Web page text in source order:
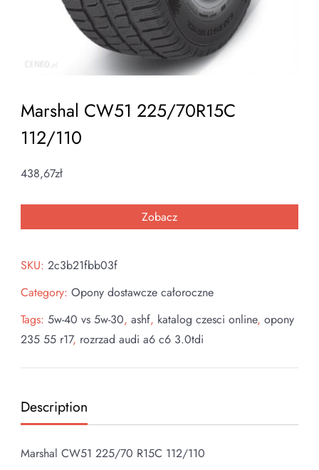
Marshal CW51 225/70R15C
112/110
438,67zł
Zobacz
SKU: 2c3b21fbb03f
Category: Opony dostawcze całoroczne
Tags: 5w-40 vs 5w-30, ashf, katalog czesci online, opony
235 55 r17, rozrzad audi a6 c6 3.0tdi
Description
Marshal CW51 225/70 R15C 112/110